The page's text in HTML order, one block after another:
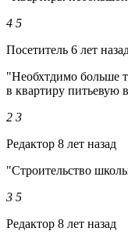
4 5
Посетитель 6 лет
"Необхтдимо больше
в квартиру питьевую
2 3
Редактор 8 лет назад
"Строительство
3 5
Редактор 8 лет назад